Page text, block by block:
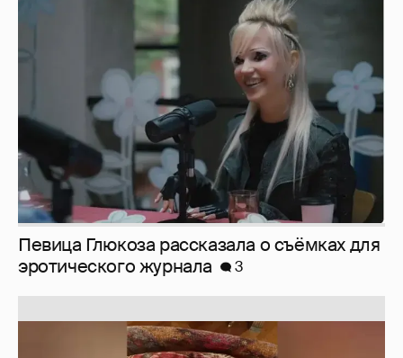
Певица Глюкоза рассказала о съёмках для
эротического журнала
3
Юлия Высоцкая выложила селфи без